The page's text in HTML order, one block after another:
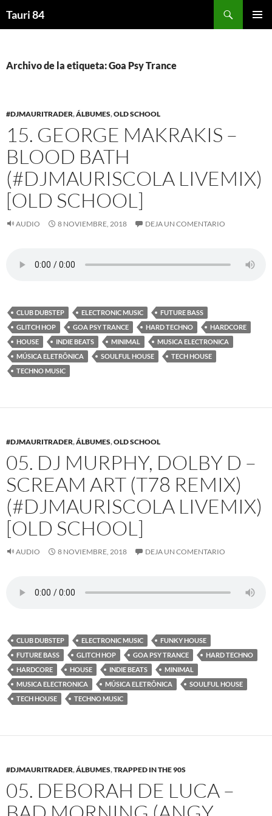
Tauri 84
Archivo de la etiqueta: Goa Psy Trance
#DJMAURITRADER,ÁLBUMES,OLD SCHOOL
15. GEORGE MAKRAKIS –
BLOOD BATH
(#DJMAURISCOLA LIVEMIX)
[OLD SCHOOL]
AUDIO 8 NOVIEMBRE, 2018 DEJA UN COMENTARIO
CLUB DUBSTEP ELECTRONIC MUSIC
FUTURE BASS
GLITCH HOP
GOA PSY TRANCE HARD TECHNO
HARDCORE
HOUSE
INDIE BEATS MINIMAL
MUSICA ELECTRONICA
MÚSICA ELETRÔNICA
SOULFUL HOUSE
TECH HOUSE
TECHNO MUSIC
#DJMAURITRADER,ÁLBUMES,OLD SCHOOL
05. DJ MURPHY, DOLBY D –
SCREAM ART (T78 REMIX)
(#DJMAURISCOLA LIVEMIX)
[OLD SCHOOL]
AUDIO 8 NOVIEMBRE, 2018 DEJA UN COMENTARIO
CLUB DUBSTEP ELECTRONIC MUSIC
FUNKY HOUSE
FUTURE BASS
GLITCH HOP GOA PSY TRANCE
HARD TECHNO
HARDCORE
HOUSE INDIE BEATS
MINIMAL
MUSICA ELECTRONICA
MÚSICA ELETRÔNICA
SOULFUL HOUSE
TECH HOUSE
TECHNO MUSIC
#DJMAURITRADER,ÁLBUMES,TRAPPED IN THE 90S
05. DEBORAH DE LUCA –